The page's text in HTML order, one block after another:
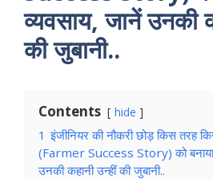
व्यवसाय, जानें उनकी
की जुबानी..
Contents hide
1 इंजीनियर की नौकरी छोड़ किस तरह
(Farmer Success Story) को बनाया
उनकी कहानी उन्हीं की जुबानी..